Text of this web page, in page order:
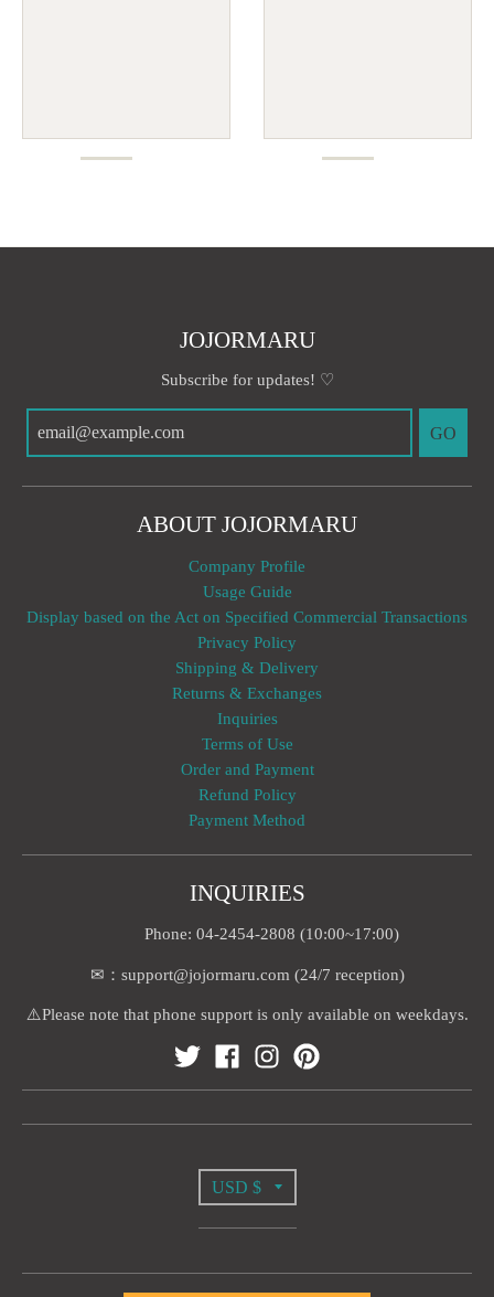
JOJORMARU
Subscribe for updates! ♡
GO
ABOUT JOJORMARU
Company Profile
Usage Guide
Display based on the Act on Specified Commercial Transactions
Privacy Policy
Shipping & Delivery
Returns & Exchanges
Inquiries
Terms of Use
Order and Payment
Refund Policy
Payment Method
INQUIRIES
Phone: 04-2454-2808 (10:00~17:00)
✉：support@jojormaru.com (24/7 reception)
⚠️Please note that phone support is only available on weekdays.
T
R
A
USD $